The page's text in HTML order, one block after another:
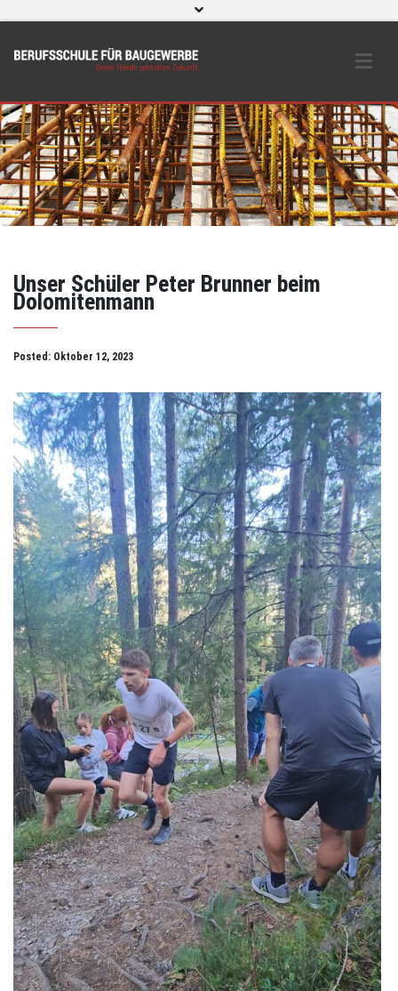
Unser Schüler Peter Brunner beim
Dolomitenmann
Posted: Oktober 12, 2023